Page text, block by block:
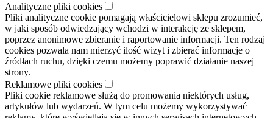
Analityczne pliki cookies
Pliki analityczne cookie pomagają właścicielowi sklepu zrozumieć,
w jaki sposób odwiedzający wchodzi w interakcję ze sklepem,
poprzez anonimowe zbieranie i raportowanie informacji. Ten rodzaj
cookies pozwala nam mierzyć ilość wizyt i zbierać informacje o
źródłach ruchu, dzięki czemu możemy poprawić działanie naszej
strony.
Reklamowe pliki cookies
Pliki cookie reklamowe służą do promowania niektórych usług,
artykułów lub wydarzeń. W tym celu możemy wykorzystywać